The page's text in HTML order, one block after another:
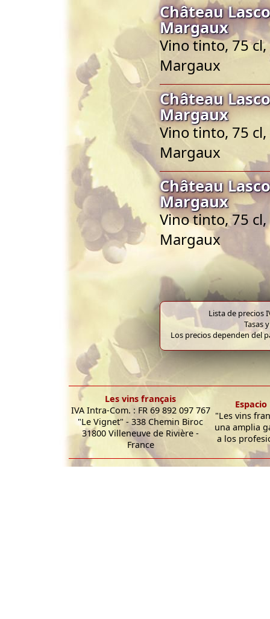
Château
Margaux
Vino tinto, 75
Margaux
Château
Margaux
Vino tinto, 75
Margaux
Château
Margaux
Vino tinto, 75
Margaux
Lista de precios
Tasas
Los precios dependen del
Les vins français
IVA Intra-Com. : FR 69 892 097 767
"Le Vignet" - 338 Chemin Biroc
31800 Villeneuve de Rivière -
France
"Les vins
una amplia
a los